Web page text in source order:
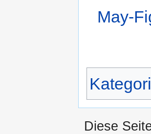
May-
Diese